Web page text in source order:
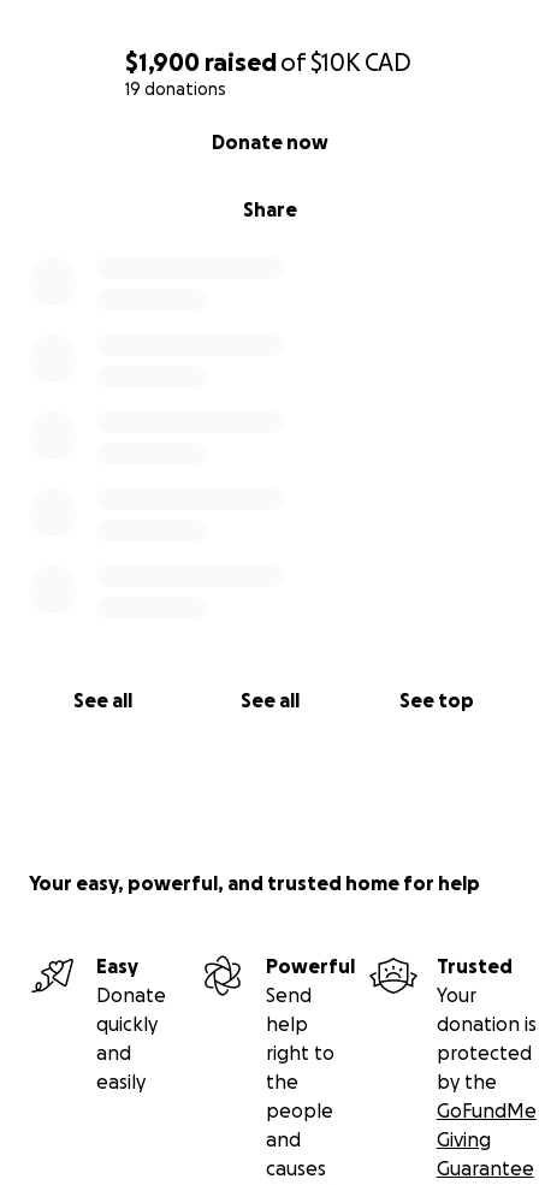
$1,900 raisedof$10K CAD
19 donations
Share
Donate now
See all See all See top
تعيش فاطمة في برامبتون وتبذل قصارى جهدها للحفاظ على
Your easy, powerful, and trusted home for help
Easy
Donate
quickly
and
easily
Powerful
Send
help
right to
the
people
and
causes
Trusted
Your
donation is
protected
by the
GoFundMe
Giving
Guarantee